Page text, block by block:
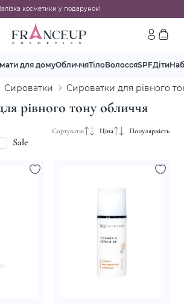
косметики у подарунок!
для домуОбличчяТілоВолоссяSPFДіти
Сироватки Сироватки для рівного
рівного тону обличчя
Сортувати: Ціна Популярність
Sale